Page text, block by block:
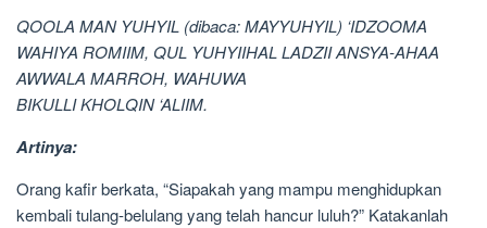
QOOLA MAN YUHYIL (dibaca: MAYYUHYIL) ‘IDZOOMA
WAHIYA ROMIIM, QUL YUHYIIHAL LADZII ANSYA-AHAA
AWWALA MARROH, WAHUWA
BIKULLI KHOLQIN ‘ALIIM.
Artinya:
Orang kafir berkata, “Siapakah yang mampu menghidupkan
kembali tulang-belulang yang telah hancur luluh?” Katakanlah